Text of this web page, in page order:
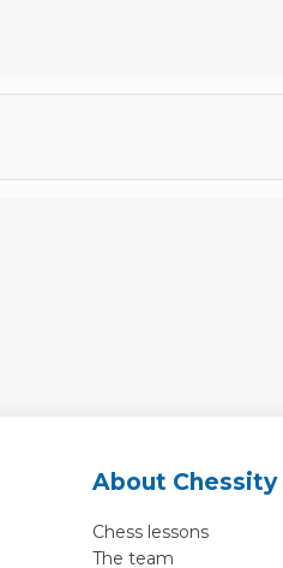
About Chessity
Chess lessons
The team